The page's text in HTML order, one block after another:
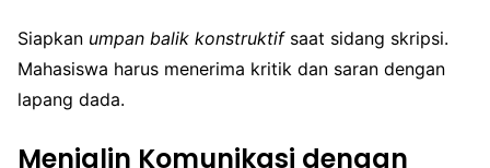
Siapkan umpan balik konstruktifsaat sidang skripsi.
Mahasiswa harus menerima kritik dan saran dengan
lapang dada.
Menjalin Komunikasi dengan